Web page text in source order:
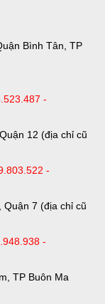
Bình Tân, TP
-
12 (địa chỉ cũ
-
Quận 7 (địa chỉ cũ
-
TP Buôn Ma